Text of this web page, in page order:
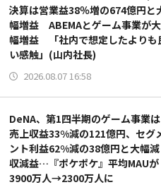
決算は営業益38％増の674億円と
幅増益 ABEMAとゲーム事業が大
幅増益 「社内で想定したよりも
い感触」(山内社長)
2026.08.07 16:58
DeNA、第1四半期のゲーム事業は
売上収益33%減の121億円、セグ
ント利益62%減の38億円と大幅減
収減益…『ポケポケ』平均MAUが
3900万人→2300万人に